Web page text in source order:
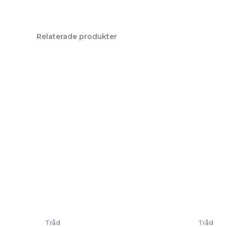
Relaterade produkter
Tråd Tråd